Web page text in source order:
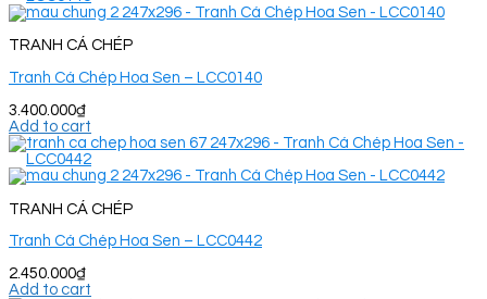
TRANH CÁ CHÉP
Tranh Cá Chép Hoa Sen – LCC0140
3.400.000₫
Add to cart
TRANH CÁ CHÉP
Tranh Cá Chép Hoa Sen – LCC0442
2.450.000₫
Add to cart